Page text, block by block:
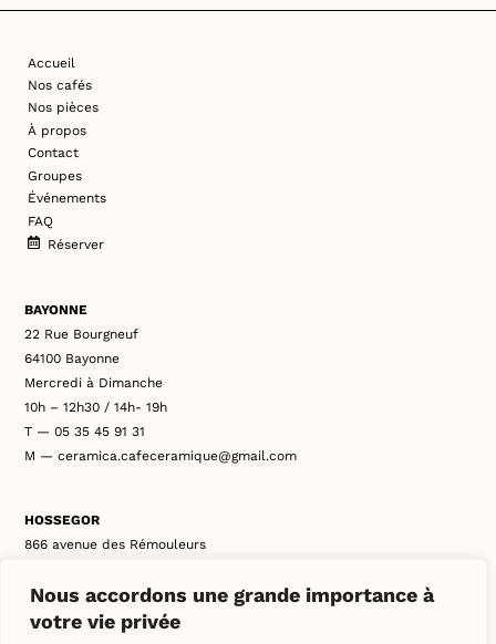
Nous accordons une grande importance à
votre vie privée
Accueil
Nos cafés
Nos pièces
À propos
Contact
Groupes
Événements
FAQ
Réserver
BAYONNE
22 Rue Bourgneuf
64100 Bayonne
Mercredi à Dimanche
10h – 12h30 / 14h- 19h
T — 05 35 45 91 31
M — ceramica.cafeceramique@gmail.com
HOSSEGOR
866 avenue des Rémouleurs
Mercredi à Lundi
10h – 12h30 / 14h- 19h